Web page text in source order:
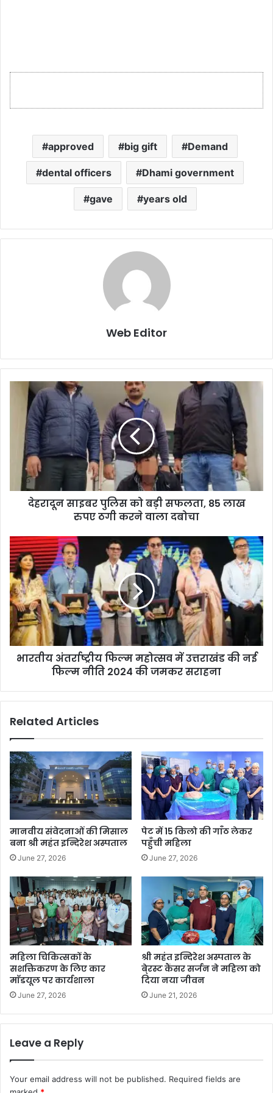
approved big gift Demand
dental officers Dhami government
gave years old
Web Editor
देहरादून साइबर पुलिस को बड़ी सफलता, 85 लाख
रुपए ठगी करने वाला दबोचा
भारतीय अंतर्राष्ट्रीय फिल्म महोत्सव में उत्तराखंड की नई
फिल्म नीति 2024 की जमकर सराहना
Related Articles
मानवीय संवेदनाओं की मिसाल
बना श्री महंत इन्दिरेश अस्पताल
June 27, 2026
पेट में 15 किलो की गाँठ लेकर
पहुँची महिला
June 27, 2026
महिला चिकित्सकों के
सशक्तिकरण के लिए कार
माॅडयूल पर कार्यशाला
June 27, 2026
श्री महंत इन्दिरेश अस्पताल के
बे्रस्ट कैंसर सर्जन ने महिला को
दिया नया जीवन
June 21, 2026
Leave a Reply
Your email address will not be published. Required fields are